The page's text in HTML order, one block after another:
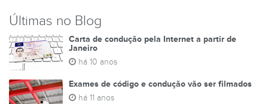
Últimas no Blog
Carta de condução pela Internet a partir de
Janeiro
há 10 anos
Exames de código e condução vão ser filmados
há 11 anos